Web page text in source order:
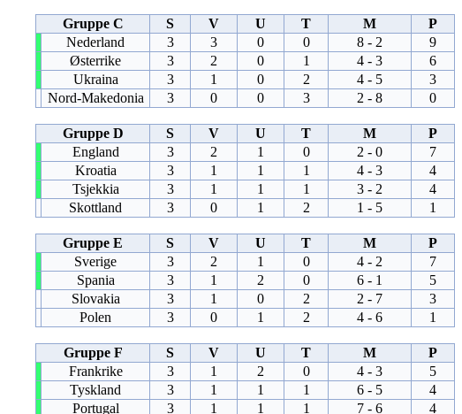
Gruppe C S V U T M
P
Nederland
3 3 0 0 8 - 2
9
Østerrike
3 2 0 1 4 - 3
6
Ukraina
3 1 0 2 4 - 5
3
Nord-Makedonia
3 0 0 3 2 - 8 0
Gruppe D S V U T M
P
England
3 2 1 0 2 - 0
7
Kroatia
3 1 1 1 4 - 3
4
Tsjekkia
3 1 1 1 3 - 2
4
Skottland
3 0 1 2 1 - 5 1
Gruppe E S V U T M
P
Sverige
3 2 1 0 4 - 2
7
Spania
3 1 2 0 6 - 1
5
Slovakia
3 1 0 2 2 - 7
3
Polen
3 0 1 2 4 - 6 1
Gruppe F S V U T M
P
Frankrike
3 1 2 0 4 - 3
5
Tyskland
3 1 1 1 6 - 5
4
Portugal
3 1 1 1 7 - 6
4